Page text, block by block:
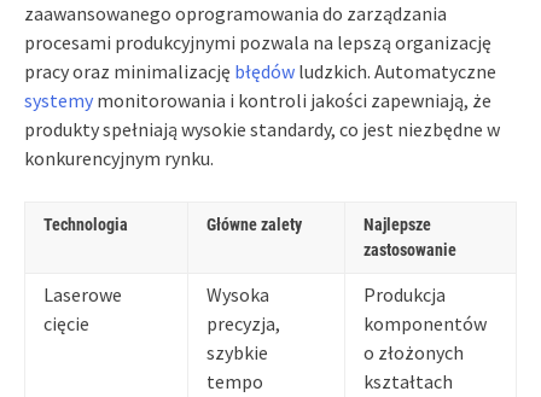
zaawansowanego oprogramowania do zarządzania
procesami produkcyjnymi pozwala na lepszą organizację
pracy oraz minimalizację błędów ludzkich. Automatyczne
systemy monitorowania i kontroli jakości zapewniają, że
produkty spełniają wysokie standardy, co jest niezbędne w
konkurencyjnym rynku.
Technologia Główne zalety
Najlepsze
zastosowanie
Laserowe
cięcie
Wysoka
precyzja,
szybkie
tempo
Produkcja
komponentów
o złożonych
kształtach